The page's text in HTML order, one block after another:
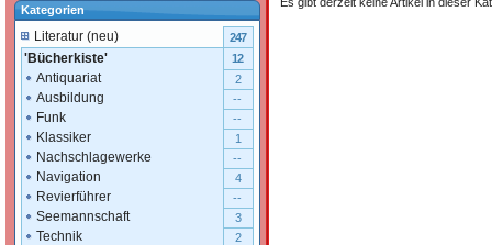
Kategorien
Literatur (neu) 247
'Bücherkiste' 12
Antiquariat 2
Ausbildung --
Funk --
Klassiker 1
Nachschlagewerke --
Navigation 4
Revierführer --
Seemannschaft 3
Technik 2